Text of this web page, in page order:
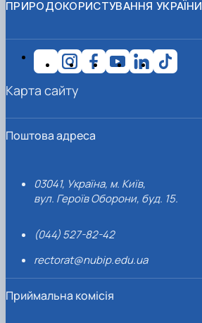
ПРИРОДОКОРИСТУВАННЯ УКРАЇНИ
Поштова адреса
03041, Україна, м. Київ,
вул. Героїв Оборони, буд. 15.
(044) 527-82-42
rectorat@nubip.edu.ua
Приймальна комісія
Карта сайту